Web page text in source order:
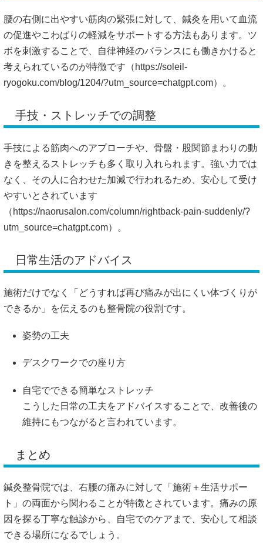
腰の右側に出やすい筋肉の緊張に対して、鍼灸を用いて血流
の促進やこわばりの軽減をサポートする方法もあります。ツ
ボを刺激することで、自律神経のバランスにも働きかけると
考えられているのが特徴です（ https://soleil-
ryogoku.com/blog/1204/?utm_source=chatgpt.com）。
手技・ストレッチでの調整
手技による筋肉へのアプローチや、骨盤・股関節まわりの動
きを整えるストレッチも多く取り入れられます。強い力では
なく、その人に合わせた加減で行われるため、安心して受け
やすいとされています
（ https://naorusalon.com/column/rightback-pain-suddenly/?
utm_source=chatgpt.com）。
日常生活のアドバイス
施術だけでなく「どうすれば再び痛みが出にくい体づくりが
できるか」を伝えるのも整骨院の役割です。
姿勢の工夫
デスクワークでの座り方
自宅でできる簡単なストレッチ
こうした日常の工夫をアドバイスすることで、改善後の
維持にもつながると言われています。
まとめ
鍼灸整骨院では、右腰の痛みに対して「施術＋生活サポー
ト」の両面から関わることが特徴とされています。痛みの原
因を探る丁寧な触診から、自宅でのケアまで、安心して相談
できる場所になるでしょう。